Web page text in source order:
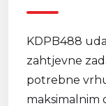
KDPB488
zahtjevne
potrebne
maksimalnim